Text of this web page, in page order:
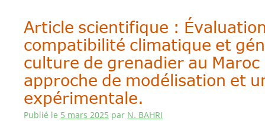
Article scientifique :
compatibilité climatique et
culture de grenadier au
approche de modélisation et
expérimentale.
Publié le 5 mars 2025 par N. BAHRI